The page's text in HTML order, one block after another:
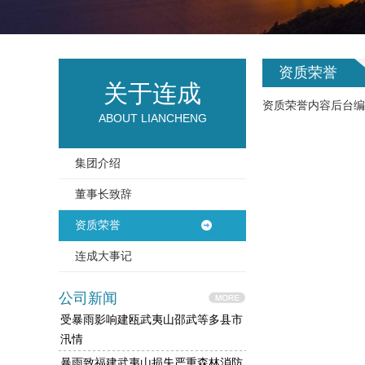
关于连成
ABOUT LIANCHENG
集团介绍
董事长致辞
资质荣誉
连成大事记
公司新闻
受暴雨影响建瓯武夷山邵武等多县市
汛情
资质荣誉
资质荣誉内容后台